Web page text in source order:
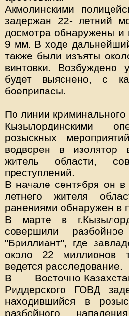
Акмолинскими
задержан 22- летний
досмотра обнаружены и
9 мм. В ходе
также были изъяты
винтовки. Возбуждено
будет выяснено, с
боеприпасы.
По линии криминального
Кызылординскими
розыскных
водворен в изолятор
житель области,
преступлений.
В начале сентября он
летнего жителя
ранениями обнаружен в
В марте в
совершили
"Бриллиант", где
около 22 миллионов
ведется расследование.
В Восточно-
Риддерского ГОВД
находившийся в
разбойного